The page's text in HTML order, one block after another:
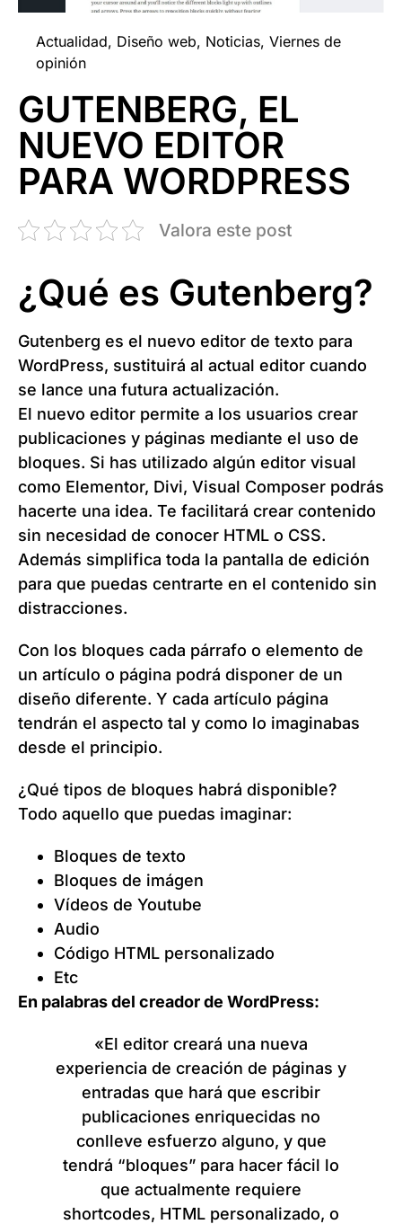
Actualidad, Diseño web, Noticias,Viernes de
opinión
GUTENBERG, EL
NUEVO EDITOR
PARA WORDPRESS
Valora este post
¿Qué es Gutenberg?
Gutenberg es el nuevo editor de texto para
WordPress, sustituirá al actual editor cuando
se lance una futura actualización.
El nuevo editor permite a los usuarios crear
publicaciones y páginas mediante el uso de
bloques. Si has utilizado algún editor visual
como Elementor, Divi, Visual Composer podrás
hacerte una idea. Te facilitará crear contenido
sin necesidad de conocer HTML o CSS.
Además simplifica toda la pantalla de edición
para que puedas centrarte en el contenido sin
distracciones.
Con los bloques cada párrafo o elemento de
un artículo o página podrá disponer de un
diseño diferente. Y cada artículo página
tendrán el aspecto tal y como lo imaginabas
desde el principio.
¿Qué tipos de bloques habrá disponible?
Todo aquello que puedas imaginar:
Bloques de texto
Bloques de imágen
Vídeos de Youtube
Audio
Código HTML personalizado
Etc
En palabras del creador de WordPress:
«El editor creará una nueva
experiencia de creación de páginas y
entradas que hará que escribir
publicaciones enriquecidas no
conlleve esfuerzo alguno, y que
tendrá “bloques” para hacer fácil lo
que actualmente requiere
shortcodes, HTML personalizado, o